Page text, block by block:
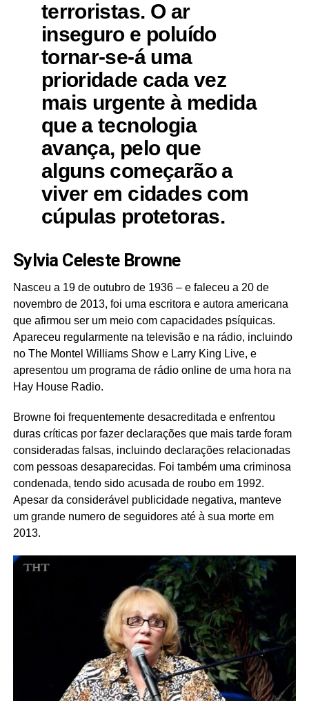
terroristas. O ar
inseguro e poluído
tornar-se-á uma
prioridade cada vez
mais urgente à medida
que a tecnologia
avança, pelo que
alguns começarão a
viver em cidades com
cúpulas protetoras.
Sylvia Celeste Browne
Nasceu a 19 de outubro de 1936 – e faleceu a 20 de
novembro de 2013, foi uma escritora e autora americana
que afirmou ser um meio com capacidades psíquicas.
Apareceu regularmente na televisão e na rádio, incluindo
no The Montel Williams Show e Larry King Live, e
apresentou um programa de rádio online de uma hora na
Hay House Radio.
Browne foi frequentemente desacreditada e enfrentou
duras críticas por fazer declarações que mais tarde foram
consideradas falsas, incluindo declarações relacionadas
com pessoas desaparecidas. Foi também uma criminosa
condenada, tendo sido acusada de roubo em 1992.
Apesar da considerável publicidade negativa, manteve
um grande numero de seguidores até à sua morte em
2013.